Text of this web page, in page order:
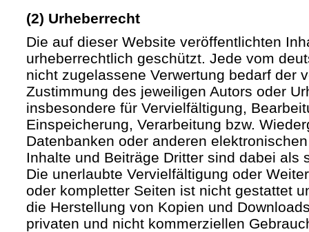
(2) Urheberrecht
Die auf dieser Website veröffentlichten
urheberrechtlich geschützt. Jede vom
nicht zugelassene Verwertung bedarf der
Zustimmung des jeweiligen Autors oder
insbesondere für Vervielfältigung,
Einspeicherung, Verarbeitung bzw.
Datenbanken oder anderen
Inhalte und Beiträge Dritter sind dabei als
Die unerlaubte Vervielfältigung oder
oder kompletter Seiten ist nicht gestattet
die Herstellung von Kopien und
privaten und nicht kommerziellen